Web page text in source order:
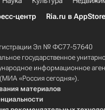
центр Ria.ru в AppStore
Эл № ФС77-57640
государственное
информационное
(МИА «Россия сегодня»).
материалов